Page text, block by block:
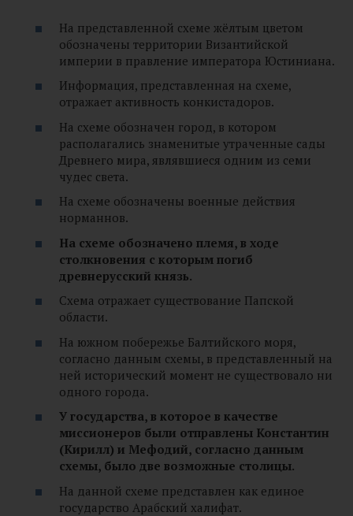
На представленной схеме жёлтым цветом
обозначены территории Византийской
империи в правление императора Юстиниана.
Информация, представленная на схеме,
отражает активность конкистадоров.
На схеме обозначен город, в котором
располагались знаменитые утраченные сады
Древнего мира, являвшиеся одним из семи
чудес света.
На схеме обозначены военные действия
норманнов.
На схеме обозначено племя, в ходе
столкновения с которым погиб
древнерусский князь.
Схема отражает существование Папской
области.
На южном побережье Балтийского моря,
согласно данным схемы, в представленный на
ней исторический момент не существовало ни
одного города.
У государства, в которое в качестве
миссионеров были отправлены Константин
(Кирилл) и Мефодий, согласно данным
схемы, было две возможные столицы.
На данной схеме представлен как единое
государство Арабский халифат.